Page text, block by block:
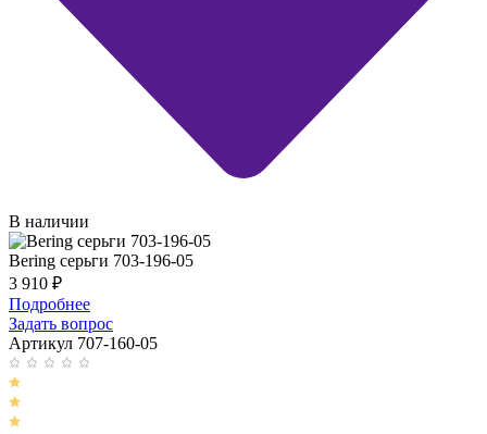
В наличии
Bering серьги 703-196-05
3 910 ₽
Подробнее
Задать вопрос
Артикул 707-160-05